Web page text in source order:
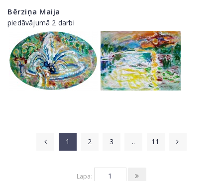
Bērziņa Maija
piedāvājumā 2 darbi
1 2 3 .. 11
Lapa: